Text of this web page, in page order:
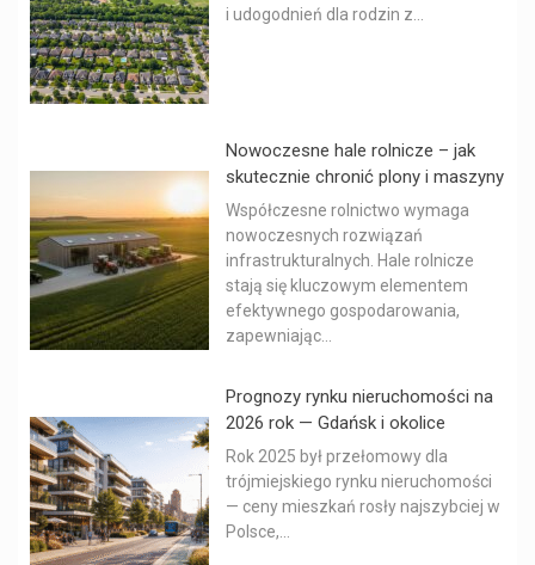
i udogodnień dla rodzin z...
Nowoczesne hale rolnicze – jak
skutecznie chronić plony i maszyny
Współczesne rolnictwo wymaga
nowoczesnych rozwiązań
infrastrukturalnych. Hale rolnicze
stają się kluczowym elementem
efektywnego gospodarowania,
zapewniając...
Prognozy rynku nieruchomości na
2026 rok — Gdańsk i okolice
Rok 2025 był przełomowy dla
trójmiejskiego rynku nieruchomości
— ceny mieszkań rosły najszybciej w
Polsce,...